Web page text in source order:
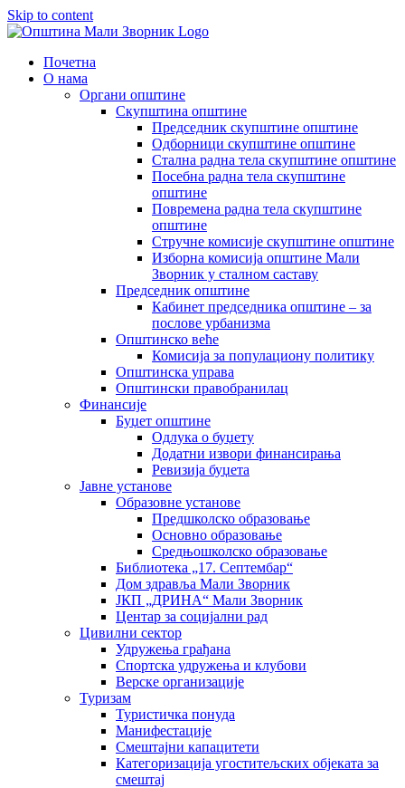
Skip to content
Почетна
О нама
Органи општине
Скупштина општине
Председник скупштине општине
Одборници скупштине општине
Стална радна тела скупштине општине
Посебна радна тела скупштине
општине
Повремена радна тела скупштине
општине
Стручне комисије скупштине општине
Изборна комисија општине Мали
Зворник у сталном саставу
Председник општине
Кабинет председника општине – за
послове урбанизма
Општинско веће
Комисија за популациону политику
Општинска управа
Општински правобранилац
Финансије
Буџет општине
Одлука о буџету
Додатни извори финансирања
Ревизија буџета
Јавне установе
Образовне установе
Предшколско образовање
Основно образовање
Средњошколско образовање
Библиотека „17. Септембар“
Дом здравља Мали Зворник
ЈКП „ДРИНА“ Мали Зворник
Центар за социјални рад
Цивилни сектор
Удружења грађана
Спортска удружења и клубови
Верске организације
Туризам
Туристичка понуда
Манифестације
Смештајни капацитети
Категоризација угоститељских објеката за
смештај